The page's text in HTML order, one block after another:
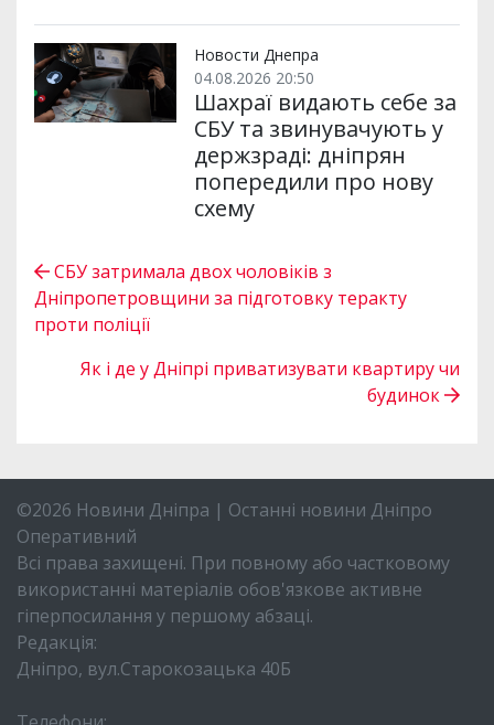
Новости Днепра
04.08.2026 20:50
Шахраї видають себе за
СБУ та звинувачують у
держзраді: дніпрян
попередили про нову
схему
СБУ затримала двох чоловіків з
Дніпропетровщини за підготовку теракту
проти поліції
Як і де у Дніпрі приватизувати квартиру чи
будинок
©2026 Новини Дніпра | Останні новини Дніпро
Оперативний
Всі права захищені. При повному або частковому
використанні матеріалів обов'язкове активне
гіперпосилання у першому абзаці.
Редакція:
Дніпро, вул.Старокозацька 40Б